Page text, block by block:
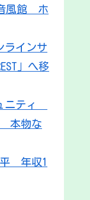
音風館 ホ
ラインサ
」へ移
ニティ
本物な
年収1